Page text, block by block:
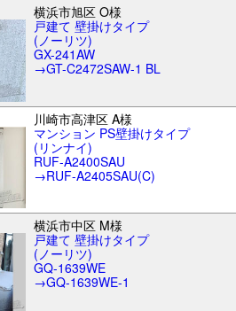
横浜市旭区 O様
戸建て 壁掛けタイプ
(ノーリツ)
GX-241AW
→GT-C2472SAW-1 BL
川崎市高津区 A様
マンション PS壁掛けタイプ
(リンナイ)
RUF-A2400SAU
→RUF-A2405SAU(C)
横浜市中区 M様
戸建て 壁掛けタイプ
(ノーリツ)
GQ-1639WE
→GQ-1639WE-1